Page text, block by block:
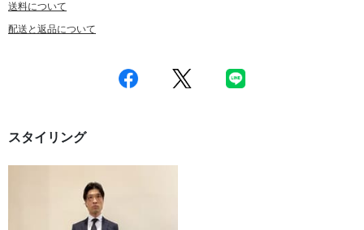
送料について
配送と返品について
スタイリング